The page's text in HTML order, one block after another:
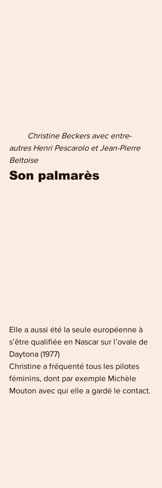
autres Henri Pescarolo et Jean-Pierre
Beltoise
Son palmarès
Elle a aussi été la seule européenne à
s’être qualifiée en Nascar sur l’ovale de
Daytona (1977)
Christine a fréquenté tous les pilotes
féminins, dont par exemple Michèle
Mouton avec qui elle a gardé le contact.